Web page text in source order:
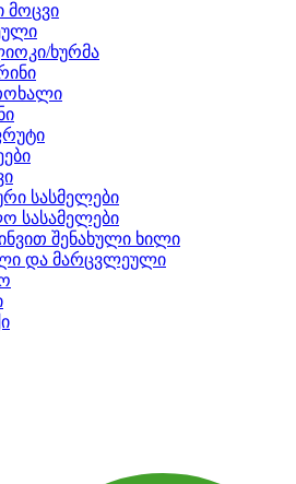
მოცვი
ხურმა
სასმელები
სასამელები
შენახული ხილი
და მარცვლეული